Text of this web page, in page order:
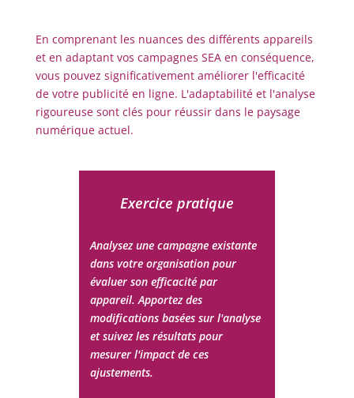
En comprenant les nuances des différents appareils
et en adaptant vos campagnes SEA en conséquence,
vous pouvez significativement améliorer l'efficacité
de votre publicité en ligne. L'adaptabilité et l'analyse
rigoureuse sont clés pour réussir dans le paysage
numérique actuel.
Exercice pratique
Analysez une campagne existante
dans votre organisation pour
évaluer son efficacité par
appareil. Apportez des
modifications basées sur l'analyse
et suivez les résultats pour
mesurer l'impact de ces
ajustements.